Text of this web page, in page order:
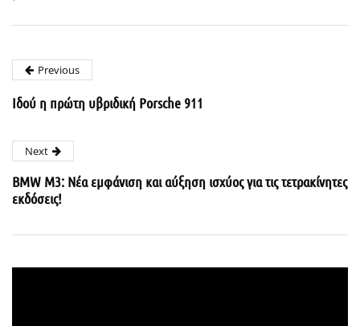
Previous
Ιδού η πρώτη υβριδική Porsche 911
Next
BMW M3: Νέα εμφάνιση και αύξηση ισχύος για τις τετρακίνητες
εκδόσεις!